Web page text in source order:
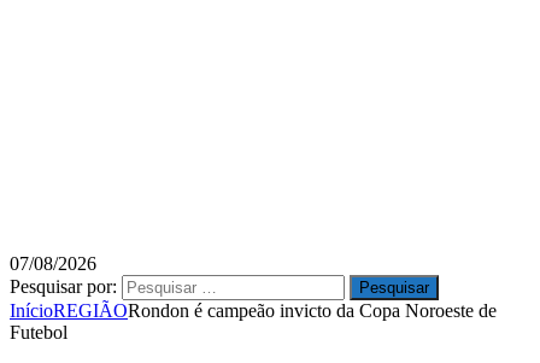
07/08/2026
Pesquisar por:
InícioREGIÃORondon é campeão invicto da Copa Noroeste de
Futebol